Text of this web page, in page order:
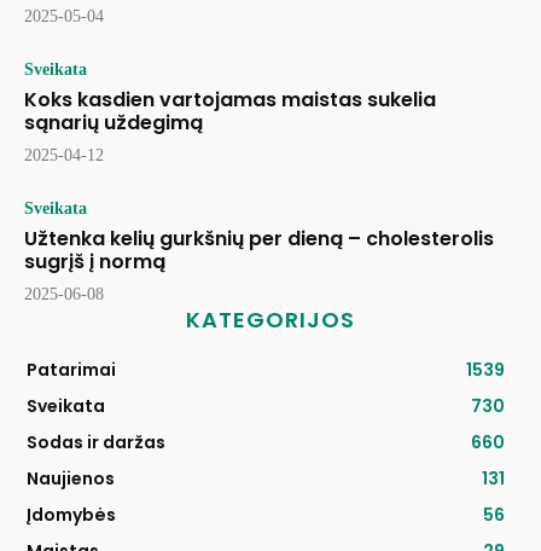
2025-05-04
Sveikata
Koks kasdien vartojamas maistas sukelia
sąnarių uždegimą
2025-04-12
Sveikata
Užtenka kelių gurkšnių per dieną – cholesterolis
sugrįš į normą
2025-06-08
KATEGORIJOS
Patarimai
1539
Sveikata
730
Sodas ir daržas
660
Naujienos
131
Įdomybės
56